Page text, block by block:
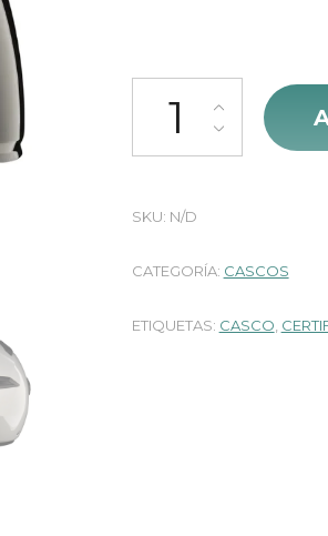
$
Casco Kontrol 236
SKU: N/D
CATEGORÍA: CASCOS
ETIQUETAS: CASCO